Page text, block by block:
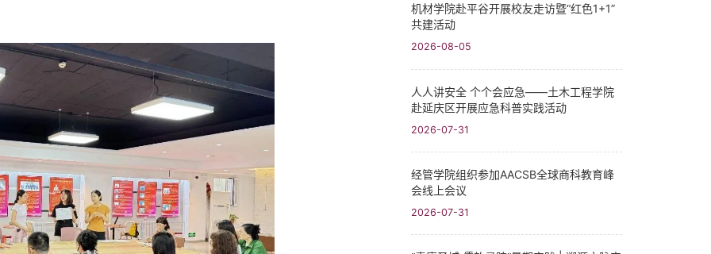
机材学院赴平谷开展校友走访暨“红色1+1”
共建活动
2026-08-05
人人讲安全 个个会应急——土木工程学院
赴延庆区开展应急科普实践活动
2026-07-31
经管学院组织参加AACSB全球商科教育峰
会线上会议
2026-07-31